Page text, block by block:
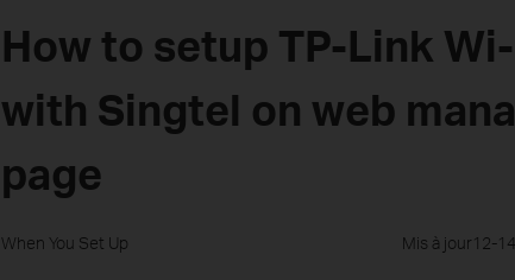
How to setup TP-Link
with Singtel on web
page
When You Set Up Mis à jour12-